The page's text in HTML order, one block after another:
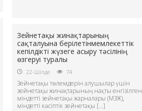
Зейнетақы жинақтарының
сақталуына берілетінмемлекеттік
кепілдікті жүзеге асыру тәсілінің
өзгеруі туралы
22-Шілде 74
Зейнетақы төлемдерін алушылар үшін
зейнетақы жинақтарының нақты енгізілген
міндетті зейнетақы жарналары (МЗЖ),
міндетті кәсіптік зейнетақы […]